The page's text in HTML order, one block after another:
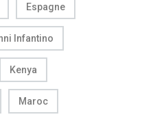
Espagne
Infantino
Kenya
Maroc